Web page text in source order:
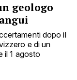
geologo
dopo il
e di un
il 1 agosto